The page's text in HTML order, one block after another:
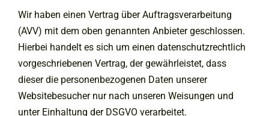
Wir haben einen Vertrag über Auftragsverarbeitung
(AVV) mit dem oben genannten Anbieter geschlossen.
Hierbei handelt es sich um einen datenschutzrechtlich
vorgeschriebenen Vertrag, der gewährleistet, dass
dieser die personenbezogenen Daten unserer
Websitebesucher nur nach unseren Weisungen und
unter Einhaltung der DSGVO verarbeitet.